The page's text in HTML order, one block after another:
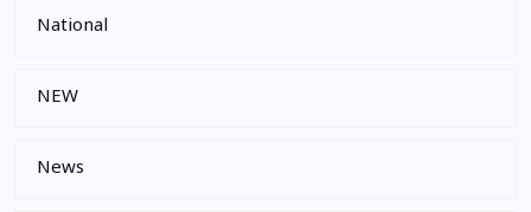
National
NEW
News